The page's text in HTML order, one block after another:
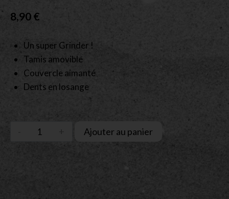
8,90€
Un super Grinder !
Tamis amovible
Couvercle aimanté
Dents en losange
Ajouter au panier